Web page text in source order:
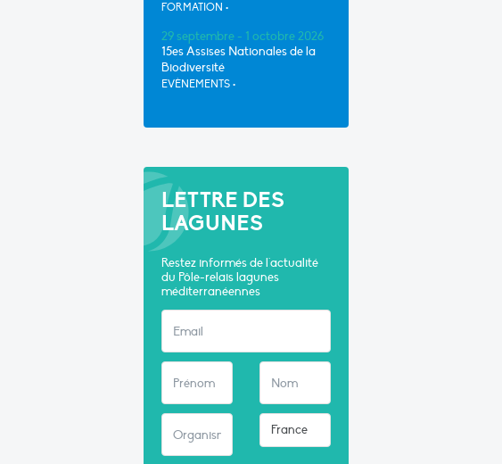
FORMATION •
29 septembre - 1 octobre 2026
15es Assises Nationales de la
Biodiversité
EVÈNEMENTS •
LETTRE DES
LAGUNES
Restez informés de l'actualité
du Pôle-relais lagunes
méditerranéennes